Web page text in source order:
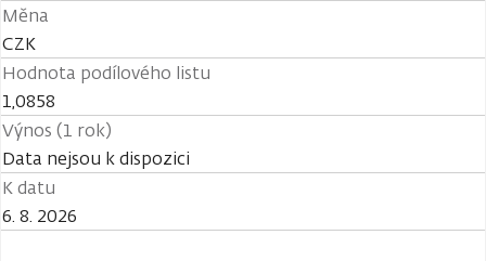
Měna
CZK
Hodnota podílového listu
1,0858
Výnos (1 rok)
Data nejsou k dispozici
K datu
6. 8. 2026